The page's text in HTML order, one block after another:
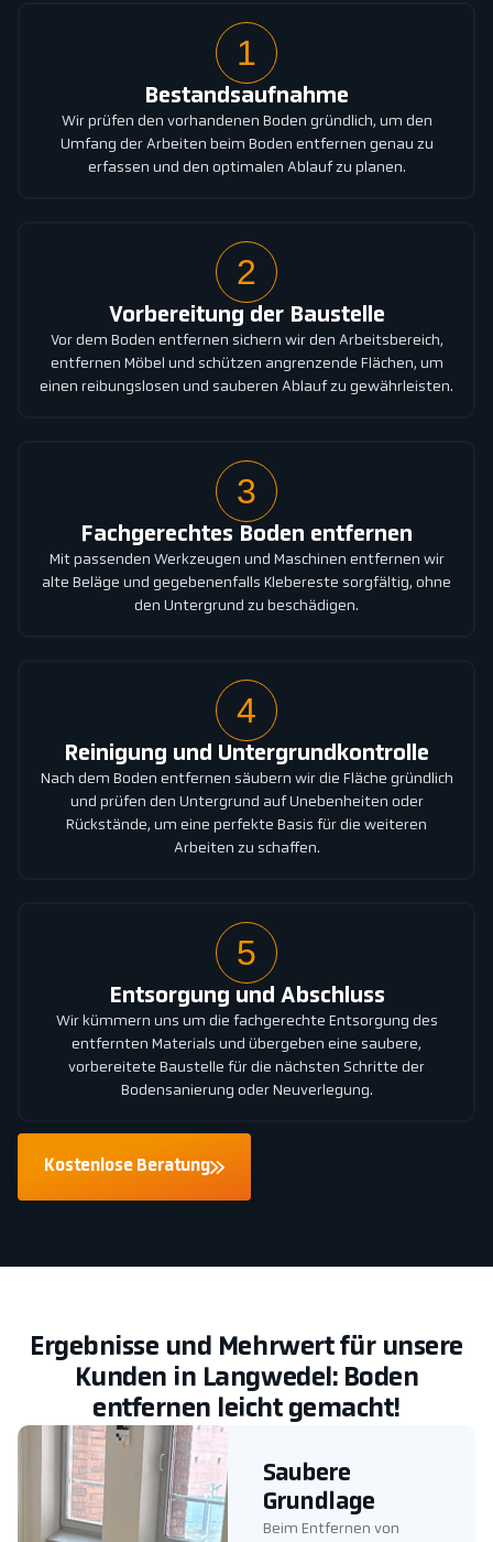
1
Bestandsaufnahme
Wir prüfen den vorhandenen Boden gründlich, um den
Umfang der Arbeiten beim Boden entfernen genau zu
erfassen und den optimalen Ablauf zu planen.
2
Vorbereitung der Baustelle
Vor dem Boden entfernen sichern wir den Arbeitsbereich,
entfernen Möbel und schützen angrenzende Flächen, um
einen reibungslosen und sauberen Ablauf zu gewährleisten.
3
Fachgerechtes Boden entfernen
Mit passenden Werkzeugen und Maschinen entfernen wir
alte Beläge und gegebenenfalls Klebereste sorgfältig, ohne
den Untergrund zu beschädigen.
4
Reinigung und Untergrundkontrolle
Nach dem Boden entfernen säubern wir die Fläche gründlich
und prüfen den Untergrund auf Unebenheiten oder
Rückstände, um eine perfekte Basis für die weiteren
Arbeiten zu schaffen.
5
Entsorgung und Abschluss
Wir kümmern uns um die fachgerechte Entsorgung des
entfernten Materials und übergeben eine saubere,
vorbereitete Baustelle für die nächsten Schritte der
Bodensanierung oder Neuverlegung.
Kostenlose Beratung
Ergebnisse und Mehrwert für unsere
Kunden in Langwedel: Boden
entfernen leicht gemacht!
Saubere
Grundlage
Beim Entfernen von